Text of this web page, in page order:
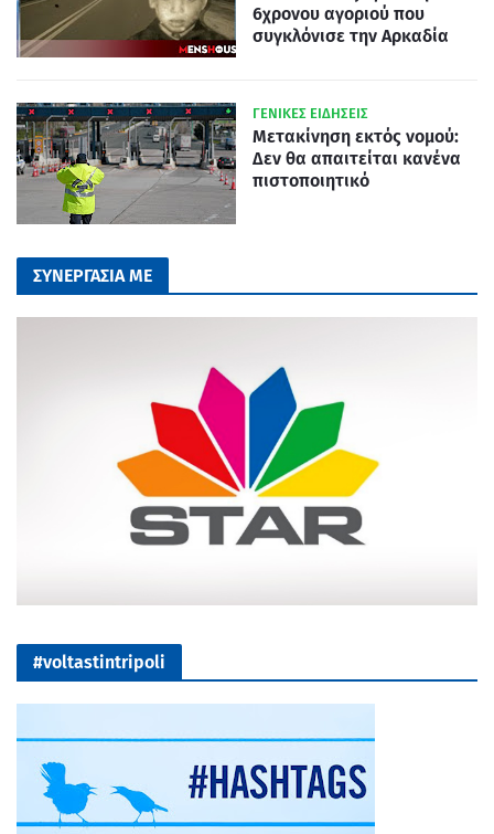
6χρονου αγοριού που
συγκλόνισε την Αρκαδία
ΓΕΝΙΚΕΣ ΕΙΔΗΣΕΙΣ
Μετακίνηση εκτός νομού:
Δεν θα απαιτείται κανένα
πιστοποιητικό
ΣΥΝΕΡΓΑΣΙΑ ΜΕ
#voltastintripoli